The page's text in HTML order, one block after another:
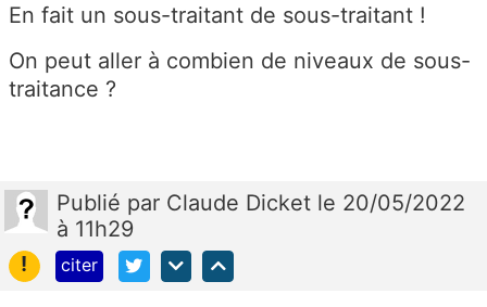
En fait un sous-traitant de sous-traitant !
On peut aller à combien de niveaux de sous-
traitance ?
Publié par Claude Dicket le 20/05/2022
à 11h29
!
citer